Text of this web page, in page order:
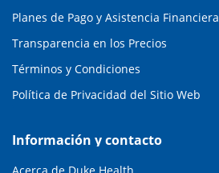
Planes de Pago y Asistencia Financiera
Transparencia en los Precios
Términos y Condiciones
Política de Privacidad del Sitio Web
Información y contacto